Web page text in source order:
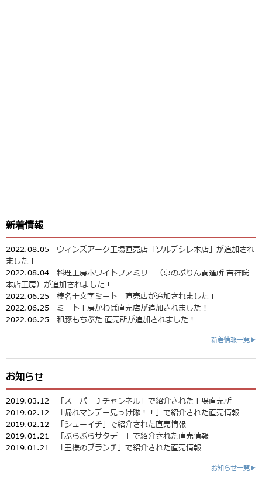
新着情報
2022.08.05 ウィンズアーク工場直売店「ソルデシレ本店」が追加され
ました！
2022.08.04 料理工房ホワイトファミリー（京のぷりん調進所 吉祥院
本店工房）が追加されました！
2022.06.25 榛名十文字ミート 直売店が追加されました！
2022.06.25 ミート工房かわば直売店が追加されました！
2022.06.25 和豚もちぶた 直売所が追加されました！
新着情報一覧▶
お知らせ
2019.03.12
「スーパーＪチャンネル」で紹介された工場直売所
2019.02.12
「帰れマンデー見っけ隊！！」で紹介された直売情報
2019.02.12
「シューイチ」で紹介された直売情報
2019.01.21
「ぶらぶらサタデー」で紹介された直売情報
2019.01.21
「王様のブランチ」で紹介された直売情報
お知らせ一覧▶